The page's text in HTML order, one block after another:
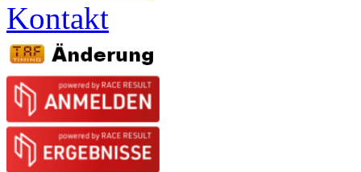
Kontakt